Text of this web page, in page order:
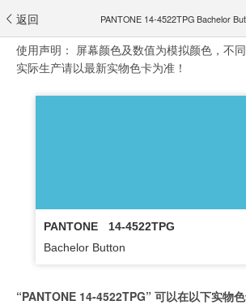
返回 PANTONE 14-4522TPG Bachelor
使用声明： 屏幕颜色及数值为模拟颜色，不
实际生产请以最新实物色卡为准！
PANTONE
14-4522TPG
Bachelor Button
“PANTONE 14-4522TPG” 可以在以下实物色